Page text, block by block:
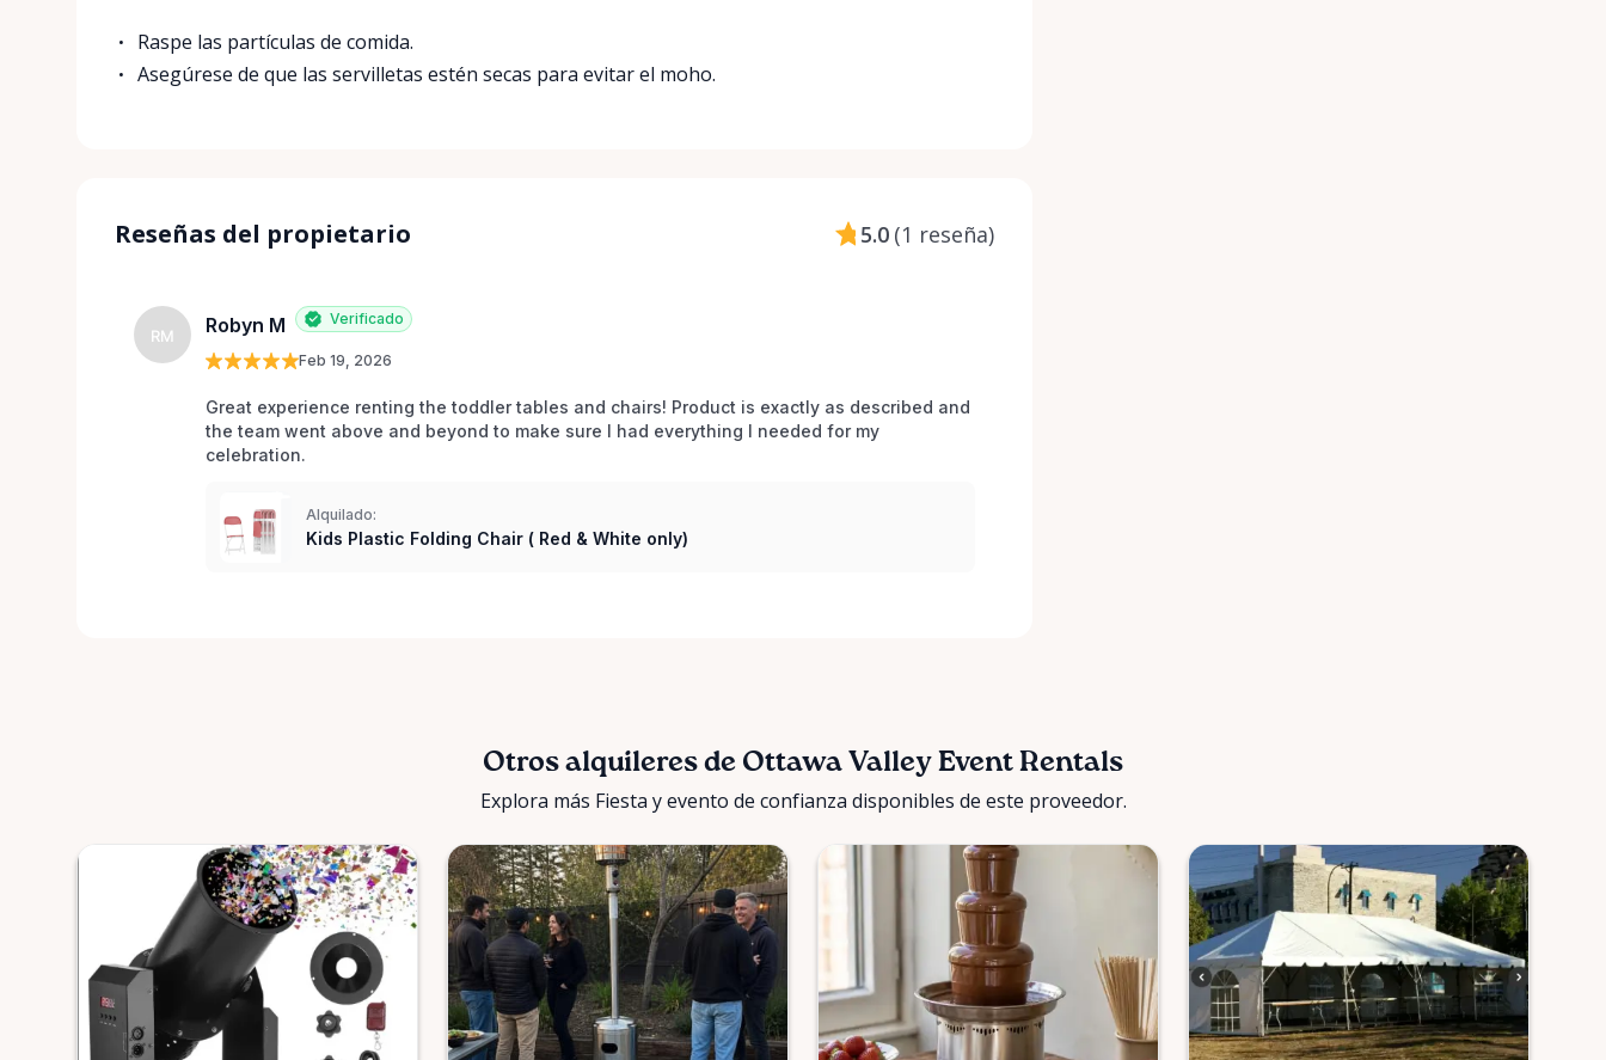
Raspe las partículas de comida.
Asegúrese de que las servilletas estén secas para evitar el moho.
Reseñas del propietario 5.0 (1 reseña)
RM Robyn M Verificado
Feb 19, 2026
Great experience renting the toddler tables and chairs! Product is exactly as described and
the team went above and beyond to make sure I had everything I needed for my
celebration.
Alquilado:
Kids Plastic Folding Chair ( Red & White only)
Otros alquileres de Ottawa Valley Event Rentals
Explora más Fiesta y evento de confianza disponibles de este proveedor.